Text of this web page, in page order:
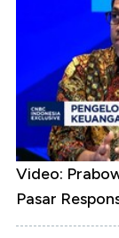
Video:
Pasar